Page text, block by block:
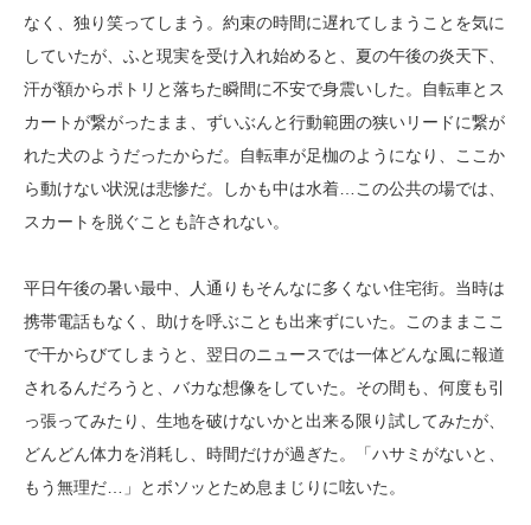
なく、独り笑ってしまう。約束の時間に遅れてしまうことを気に
していたが、ふと現実を受け入れ始めると、夏の午後の炎天下、
汗が額からポトリと落ちた瞬間に不安で身震いした。自転車とス
カートが繋がったまま、ずいぶんと行動範囲の狭いリードに繋が
れた犬のようだったからだ。自転車が足枷のようになり、ここか
ら動けない状況は悲惨だ。しかも中は水着…この公共の場では、
スカートを脱ぐことも許されない。
平日午後の暑い最中、人通りもそんなに多くない住宅街。当時は
携帯電話もなく、助けを呼ぶことも出来ずにいた。このままここ
で干からびてしまうと、翌日のニュースでは一体どんな風に報道
されるんだろうと、バカな想像をしていた。その間も、何度も引
っ張ってみたり、生地を破けないかと出来る限り試してみたが、
どんどん体力を消耗し、時間だけが過ぎた。「ハサミがないと、
もう無理だ…」とボソッとため息まじりに呟いた。